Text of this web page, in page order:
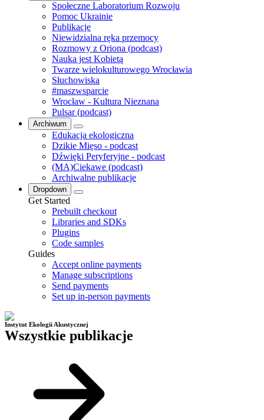
Społeczne Laboratorium Rozwoju
Pomoc Ukrainie
Publikacje
Niewidzialna ręka przemocy
Rozmowy z Oriona (podcast)
Nauka jest Kobietą
Twarze wielokulturowego Wrocławia
Słuchowiska
#maszwsparcie
Wrocław - Kultura Nieznana
Pulsar (podcast)
Archiwum
Edukacja ekologiczna
Dzikie Mięso - podcast
Dźwięki Peryferyjne - podcast
(MA)Ciekawe (podcast)
Archiwalne publikacje
Dropdown
Get Started
Prebuilt checkout
Libraries and SDKs
Plugins
Code samples
Guides
Accept online payments
Manage subscriptions
Send payments
Set up in-person payments
Instytut Ekologii Akustycznej
Wszystkie publikacje